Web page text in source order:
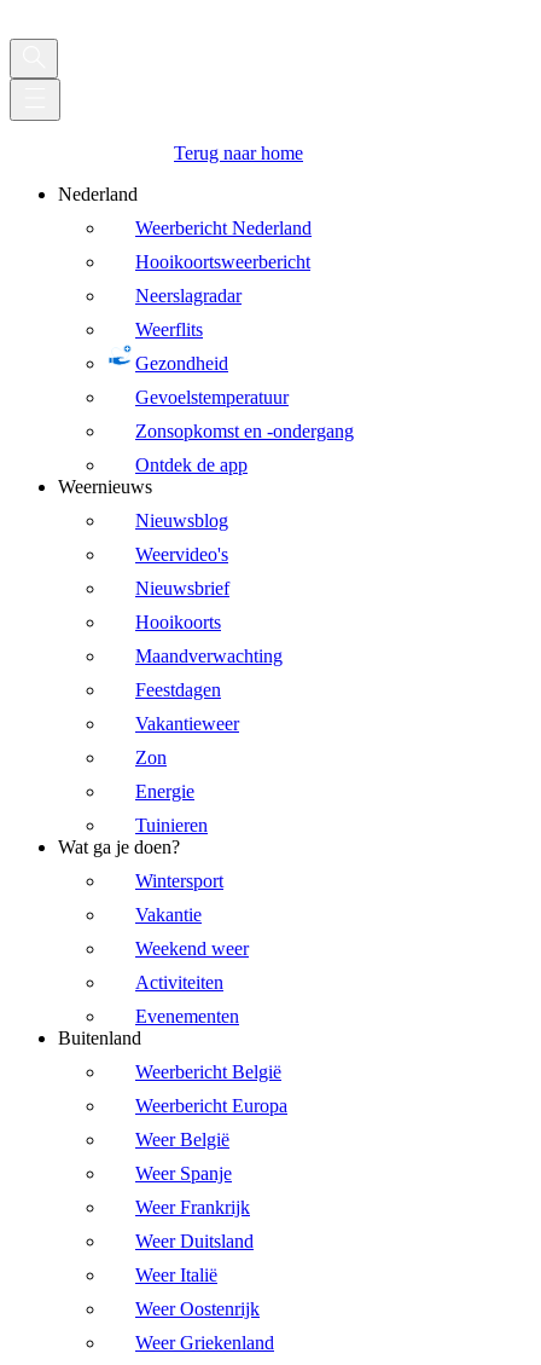
Terug naar home
Nederland
Weerbericht Nederland
Hooikoortsweerbericht
Neerslagradar
Weerflits
Gezondheid
Gevoelstemperatuur
Zonsopkomst en -ondergang
Ontdek de app
Weernieuws
Nieuwsblog
Weervideo's
Nieuwsbrief
Hooikoorts
Maandverwachting
Feestdagen
Vakantieweer
Zon
Energie
Tuinieren
Wat ga je doen?
Wintersport
Vakantie
Weekend weer
Activiteiten
Evenementen
Buitenland
Weerbericht België
Weerbericht Europa
Weer België
Weer Spanje
Weer Frankrijk
Weer Duitsland
Weer Italië
Weer Oostenrijk
Weer Griekenland